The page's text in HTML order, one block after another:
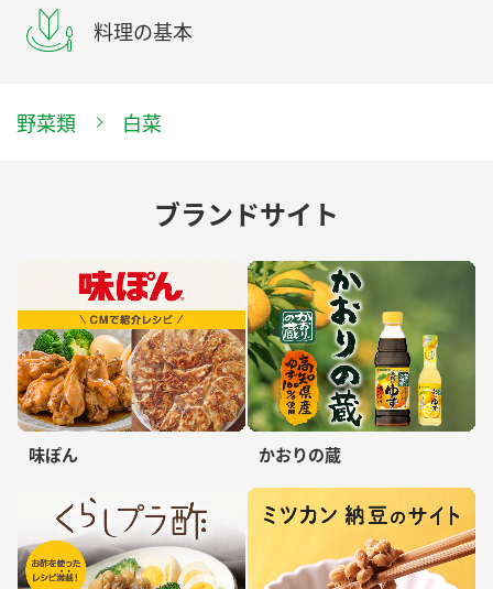
料理の基本
野菜類 白菜
ブランドサイト
味ぽん かおりの蔵